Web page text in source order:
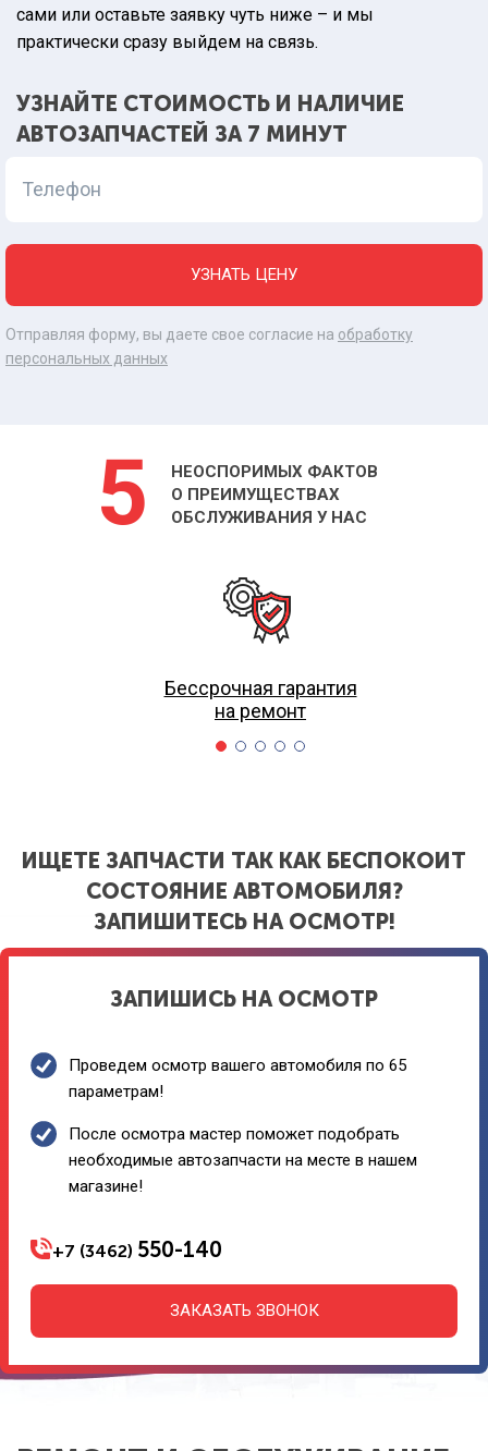
сами или оставьте заявку чуть ниже – и мы
практически сразу выйдем на связь.
УЗНАЙТЕ СТОИМОСТЬ И НАЛИЧИЕ
АВТОЗАПЧАСТЕЙ ЗА 7 МИНУТ
Телефон
УЗНАТЬ ЦЕНУ
Отправляя форму, вы даете свое согласие на обработку
персональных данных
5
НЕОСПОРИМЫХ ФАКТОВ
О ПРЕИМУЩЕСТВАХ
ОБСЛУЖИВАНИЯ У НАС
Бессрочная гарантия
на ремонт
ИЩЕТЕ ЗАПЧАСТИ ТАК КАК БЕСПОКОИТ
СОСТОЯНИЕ АВТОМОБИЛЯ?
ЗАПИШИТЕСЬ НА ОСМОТР!
ЗАПИШИСЬ НА ОСМОТР
Проведем осмотр вашего автомобиля по 65
параметрам!
После осмотра мастер поможет подобрать
необходимые автозапчасти на месте в нашем
магазине!
+7 (3462) 550-140
ЗАКАЗАТЬ ЗВОНОК